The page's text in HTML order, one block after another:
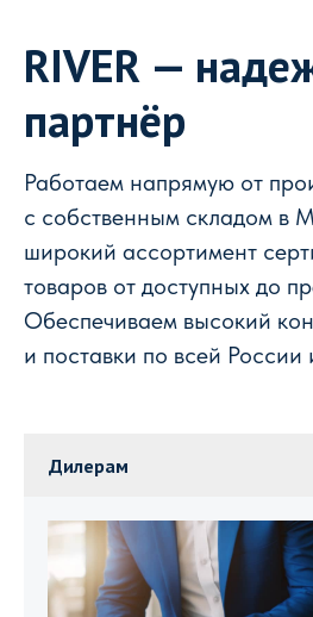
RIVER —
партнёр
Работаем напрямую от
с собственным складом в
широкий ассортимент
товаров от доступных до
Обеспечиваем высокий
и поставки по всей